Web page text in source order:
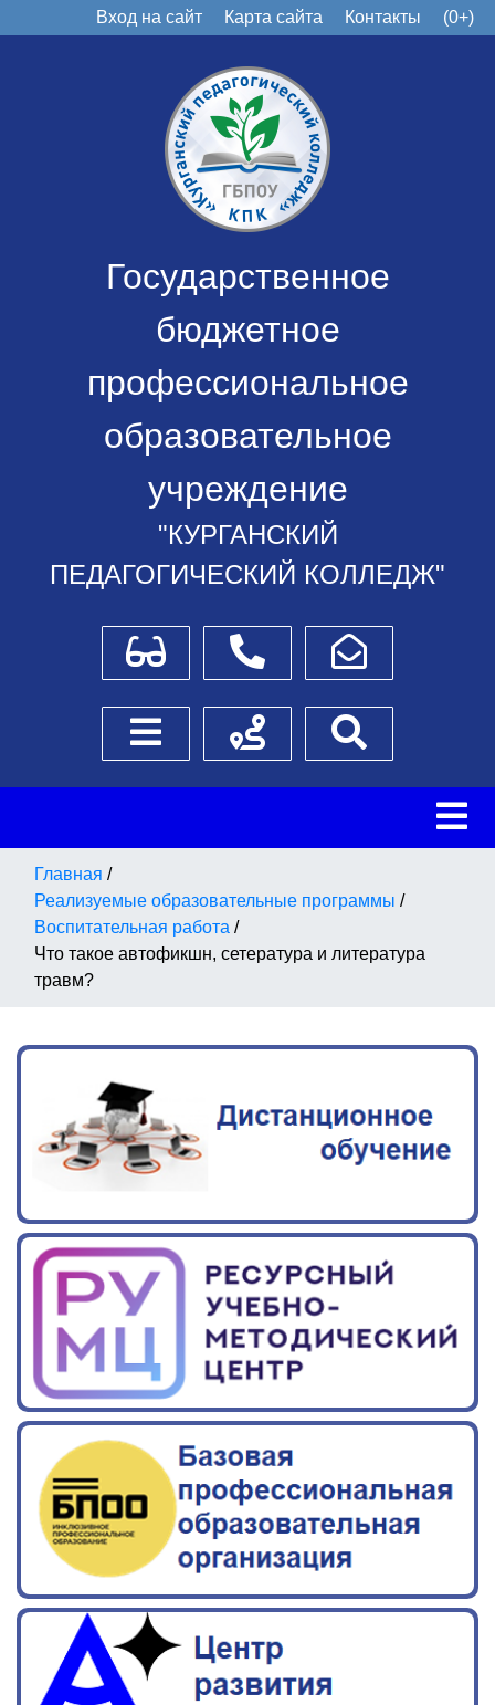
Вход на сайт Карта сайта Контакты (0+)
Государственное
бюджетное
профессиональное
образовательное
учреждение
"КУРГАНСКИЙ
ПЕДАГОГИЧЕСКИЙ КОЛЛЕДЖ"
Для слабовидящихТелефоныНаписать обращение
Боковое менюСхема проезда
Главная /
Реализуемые образовательные программы /
Воспитательная работа /
Что такое автофикшн, сетература и литература
травм?